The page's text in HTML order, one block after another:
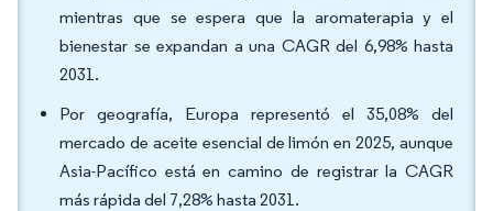
mientras que se espera que la aromaterapia y el
bienestar se expandan a una CAGR del 6,98% hasta
2031.
Por geografía, Europa representó el 35,08% del
mercado de aceite esencial de limón en 2025, aunque
Asia-Pacífico está en camino de registrar la CAGR
más rápida del 7,28% hasta 2031.